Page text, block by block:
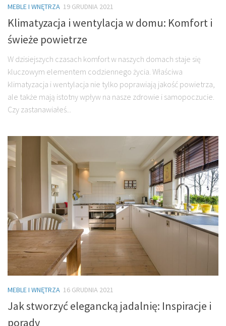
MEBLE I WNĘTRZA 19 GRUDNIA 2021
Klimatyzacja i wentylacja w domu: Komfort i
świeże powietrze
W dzisiejszych czasach komfort w naszych domach staje się
kluczowym elementem codziennego życia. Właściwa
klimatyzacja i wentylacja nie tylko poprawiają jakość powietrza,
ale także mają istotny wpływ na nasze zdrowie i samopoczucie.
Czy zastanawiałeś...
MEBLE I WNĘTRZA 16 GRUDNIA 2021
Jak stworzyć elegancką jadalnię: Inspiracje i
porady